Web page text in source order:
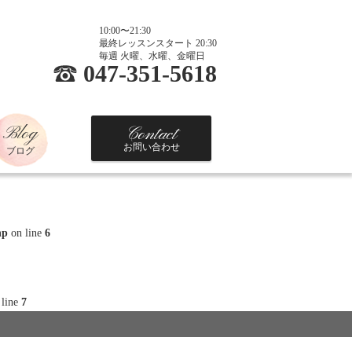
10:00〜21:30
最終レッスンスタート 20:30
毎週 火曜、水曜、金曜日
047-351-5618
Blog
ブログ
Contact
お問い合わせ
on line 6
7